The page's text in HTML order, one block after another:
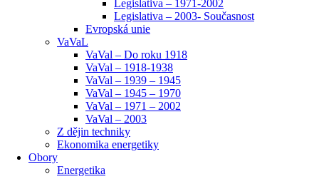
Legislativa – 1971-2002
Legislativa – 2003- Současnost
Evropská unie
VaVaL
VaVal – Do roku 1918
VaVal – 1918-1938
VaVal – 1939 – 1945
VaVal – 1945 – 1970
VaVal – 1971 – 2002
VaVal – 2003
Z dějin techniky
Ekonomika energetiky
Obory
Energetika